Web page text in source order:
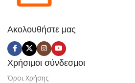
Ακολουθήστε μας
Χρήσιμοι σύνδεσμοι
Όροι Χρήσης